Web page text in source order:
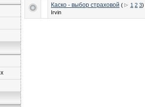
Каско - выбор страховой ( 1 2 3)
Irvin